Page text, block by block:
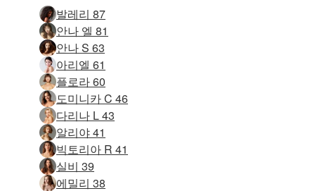
발레리 87
안나 엘 81
안나 S 63
아리엘 61
플로라 60
도미니카 C 46
다리나 L 43
알리야 41
빅토리아 R 41
실비 39
에밀리 38